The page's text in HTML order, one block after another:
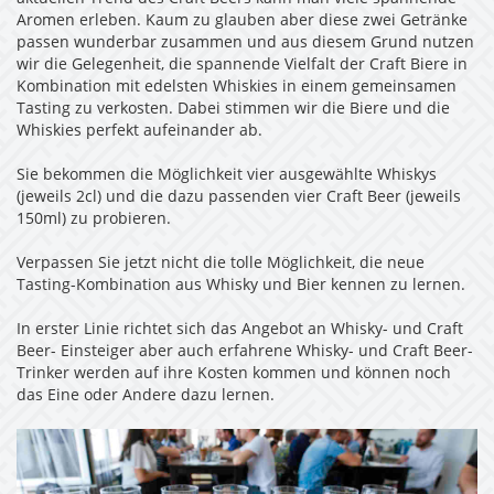
Aromen erleben. Kaum zu glauben aber diese zwei Getränke
passen wunderbar zusammen und aus diesem Grund nutzen
wir die Gelegenheit, die spannende Vielfalt der Craft Biere in
Kombination mit edelsten Whiskies in einem gemeinsamen
Tasting zu verkosten. Dabei stimmen wir die Biere und die
Whiskies perfekt aufeinander ab.
Sie bekommen die Möglichkeit vier ausgewählte Whiskys
(jeweils 2cl) und die dazu passenden vier Craft Beer (jeweils
150ml) zu probieren.
Verpassen Sie jetzt nicht die tolle Möglichkeit, die neue
Tasting-Kombination aus Whisky und Bier kennen zu lernen.
In erster Linie richtet sich das Angebot an Whisky- und Craft
Beer- Einsteiger aber auch erfahrene Whisky- und Craft Beer-
Trinker werden auf ihre Kosten kommen und können noch
das Eine oder Andere dazu lernen.